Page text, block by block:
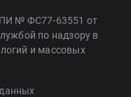
ПИ № ФС77-63551 от
по надзору в
и массовых